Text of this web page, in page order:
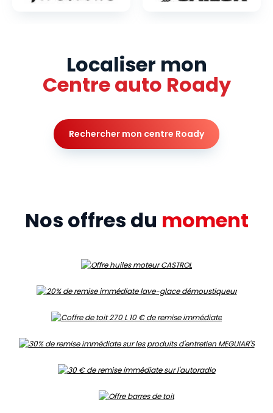
Localiser mon
Centre auto Roady
Rechercher mon centre Roady
Nos offres du moment